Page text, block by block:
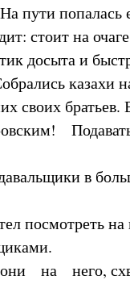
пути попалась
стоит на
досыта и
казахи
своих
в
посмотреть на
на него,